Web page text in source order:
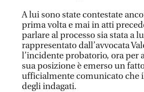
A lui sono state contestate
prima volta e mai in atti
parlare al processo sia stata a
rappresentato dall’avvocata
l’incidente probatorio, ora per
sua posizione è emerso un
ufficialmente comunicato che
degli indagati.